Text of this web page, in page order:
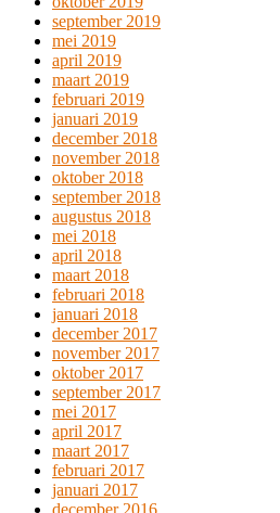
september 2019
mei 2019
april 2019
maart 2019
februari 2019
januari 2019
december 2018
november 2018
oktober 2018
september 2018
augustus 2018
mei 2018
april 2018
maart 2018
februari 2018
januari 2018
december 2017
november 2017
oktober 2017
september 2017
mei 2017
april 2017
maart 2017
februari 2017
januari 2017
december 2016